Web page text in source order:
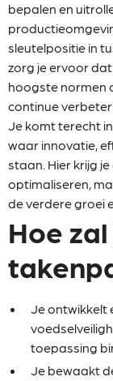
bepalen en
sleutelpositie in
zorg je ervoor
hoogste normen
continue
Je komt terecht
waar innovatie,
staan. Hier krijg
optimaliseren,
de verdere groei
Hoe
Je ontwikkelt
toepassing
Je bewaakt